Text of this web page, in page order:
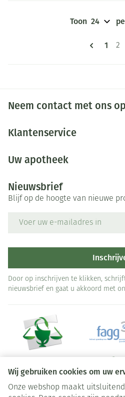
Wij gebruiken cookies om uw
Onze webshop maakt
U
1 2
Toon
Neem contact met ons op
Klantenservice
Uw apotheek
Nieuwsbrief
Blijf op de hoogte van nieuwe
Door op inschrijven te klikken,
nieuwsbrief en gaat u akkoord met
Juridische links